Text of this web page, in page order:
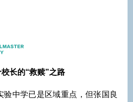
长的“救赎”之路
验中学已是区域重点，但张国良